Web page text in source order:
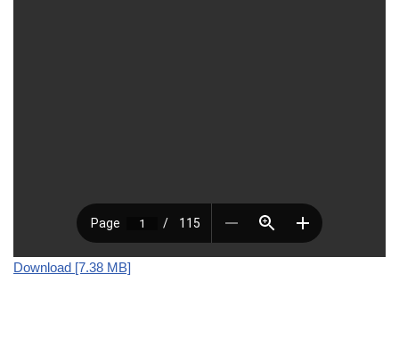
Download [7.38 MB]